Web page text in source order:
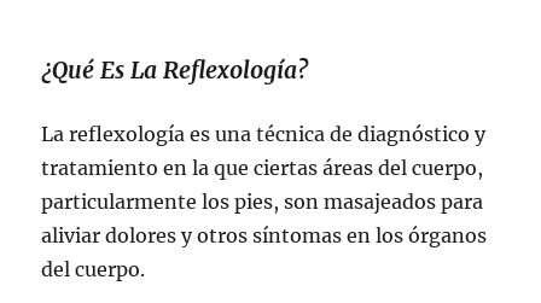
¿Qué Es La Reflexología?
La reflexología es una técnica de diagnóstico y
tratamiento en la que ciertas áreas del cuerpo,
particularmente los pies, son masajeados para
aliviar dolores y otros síntomas en los órganos
del cuerpo.